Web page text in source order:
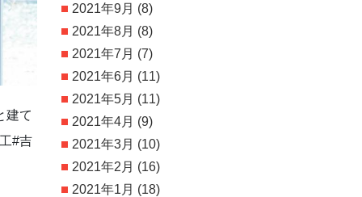
て
#吉
2021年9月 (8)
2021年8月 (8)
2021年7月 (7)
2021年6月 (11)
2021年5月 (11)
2021年4月 (9)
2021年3月 (10)
2021年2月 (16)
2021年1月 (18)